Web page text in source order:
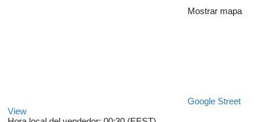
Mostrar mapa
Google Street
View